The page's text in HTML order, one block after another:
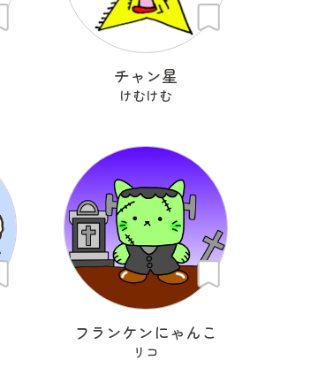
チャン星
けむけむ
フランケンにゃんこ
リコ